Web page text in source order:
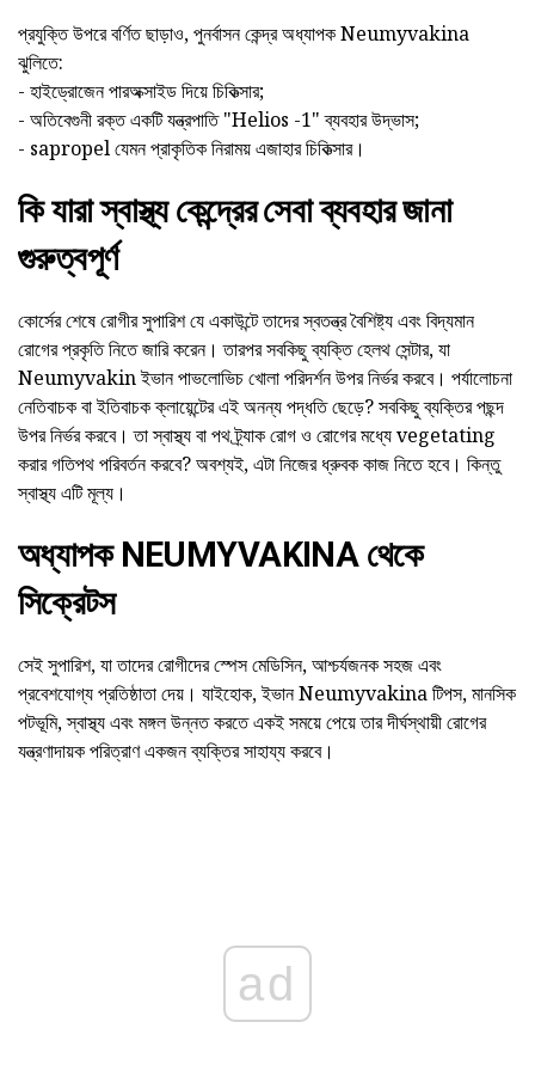
প্রযুক্তি উপরে বর্ণিত ছাড়াও, পুনর্বাসন কেন্দ্র অধ্যাপক Neumyvakina
ঝুলিতে:
- হাইড্রোজেন পারঅক্সাইড দিয়ে চিকিত্সার;
- অতিবেগুনী রক্ত একটি যন্ত্রপাতি "Helios -1" ব্যবহার উদ্ভাস;
- sapropel যেমন প্রাকৃতিক নিরাময় এজাহার চিকিত্সার।
কি যারা স্বাস্থ্য কেন্দ্রের সেবা ব্যবহার জানা
গুরুত্বপূর্ণ
কোর্সের শেষে রোগীর সুপারিশ যে একাউন্টে তাদের স্বতন্ত্র বৈশিষ্ট্য এবং বিদ্যমান
রোগের প্রকৃতি নিতে জারি করেন। তারপর সবকিছু ব্যক্তি হেলথ সেন্টার, যা
Neumyvakin ইভান পাভলোভিচ খোলা পরিদর্শন উপর নির্ভর করবে। পর্যালোচনা
নেতিবাচক বা ইতিবাচক ক্লায়েন্টের এই অনন্য পদ্ধতি ছেড়ে? সবকিছু ব্যক্তির পছন্দ
উপর নির্ভর করবে। তা স্বাস্থ্য বা পথ ট্র্যাক রোগ ও রোগের মধ্যে vegetating
করার গতিপথ পরিবর্তন করবে? অবশ্যই, এটা নিজের ধ্রুবক কাজ নিতে হবে। কিন্তু
স্বাস্থ্য এটি মূল্য।
অধ্যাপক NEUMYVAKINA থেকে
সিক্রেটস
সেই সুপারিশ, যা তাদের রোগীদের স্পেস মেডিসিন, আশ্চর্যজনক সহজ এবং
প্রবেশযোগ্য প্রতিষ্ঠাতা দেয়। যাইহোক, ইভান Neumyvakina টিপস, মানসিক
পটভূমি, স্বাস্থ্য এবং মঙ্গল উন্নত করতে একই সময়ে পেয়ে তার দীর্ঘস্থায়ী রোগের
যন্ত্রণাদায়ক পরিত্রাণ একজন ব্যক্তির সাহায্য করবে।
ad